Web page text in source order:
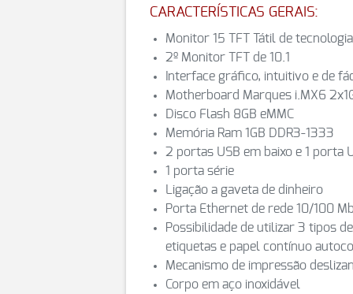
CARACTERÍSTICAS GERAIS:
Monitor 15 TFT Tátil de
2º Monitor TFT de 10.1
Interface gráfico, intuitivo e de
Motherboard Marques i.MX6
Disco Flash 8GB eMMC
Memória Ram 1GB DDR3-1333
2 portas USB em baixo e 1 porta
1 porta série
Ligação a gaveta de dinheiro
Porta Ethernet de rede 10/100
Possibilidade de utilizar 3 tipos
etiquetas e papel contínuo
Mecanismo de impressão
Corpo em aço inoxidável